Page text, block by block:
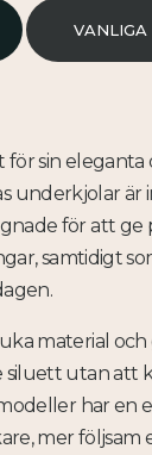
VANLIGA
för sin eleganta
underkjolar är
för att
samtidigt
material
siluett utan att
har en
mer följsam